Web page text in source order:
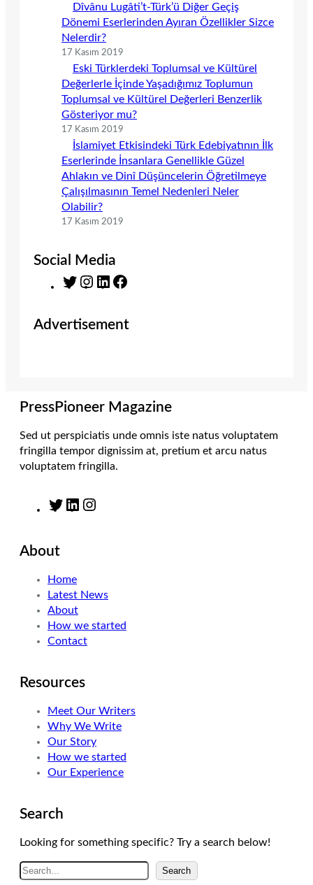
Dîvânu Lugâti’t-Türk’ü Diğer Geçiş
Dönemi Eserlerinden Ayıran Özellikler Sizce
Nelerdir?
17 Kasım 2019
Eski Türklerdeki Toplumsal ve Kültürel
Değerlerle İçinde Yaşadığımız Toplumun
Toplumsal ve Kültürel Değerleri Benzerlik
Gösteriyor mu?
17 Kasım 2019
İslamiyet Etkisindeki Türk Edebiyatının İlk
Eserlerinde İnsanlara Genellikle Güzel
Ahlakın ve Dinî Düşüncelerin Öğretilmeye
Çalışılmasının Temel Nedenleri Neler
Olabilir?
17 Kasım 2019
Social Media
T
t
t
m
L
k
e
Advertisement
PressPioneer Magazine
Sed ut perspiciatis unde omnis iste natus voluptatem
fringilla tempor dignissim at, pretium et arcu natus
voluptatem fringilla.
T
e
r
L
I
r
m
About
Home
Latest News
About
How we started
Contact
Resources
Meet Our Writers
Why We Write
Our Story
How we started
Our Experience
Search
Looking for something specific? Try a search below!
A
Search